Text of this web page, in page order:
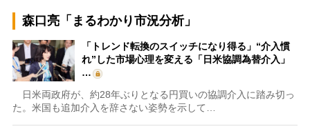
森口亮「まるわかり市況分析」
「トレンド転換のスイッチになり得る」“介入慣
れ”した市場心理を変える「日米協調為替介入」
…
日米両政府が、約28年ぶりとなる円買いの協調介入に踏み切っ
た。米国も追加介入を辞さない姿勢を示して…